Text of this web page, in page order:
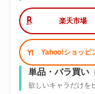
楽天市場
Yahoo!ショッピ
単品・バラ買い
欲しいキャラだけを